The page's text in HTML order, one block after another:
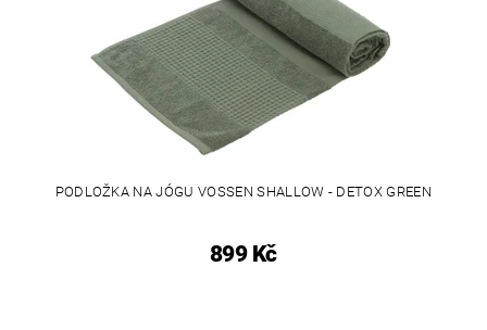
PODLOŽKA NA JÓGU VOSSEN SHALLOW - DETOX GREEN
899 Kč